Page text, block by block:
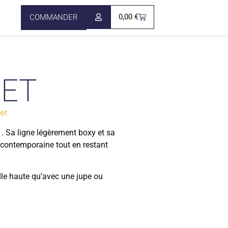
COMMANDER 0,00€
Sa ligne légèrement boxy et sa
tout en restant
haute qu’avec une jupe ou